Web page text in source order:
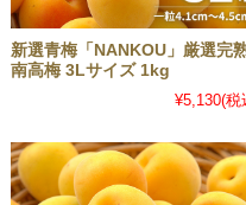
新選青梅「NANKOU」厳選完
南高梅 3Lサイズ 1kg
¥5,130(税